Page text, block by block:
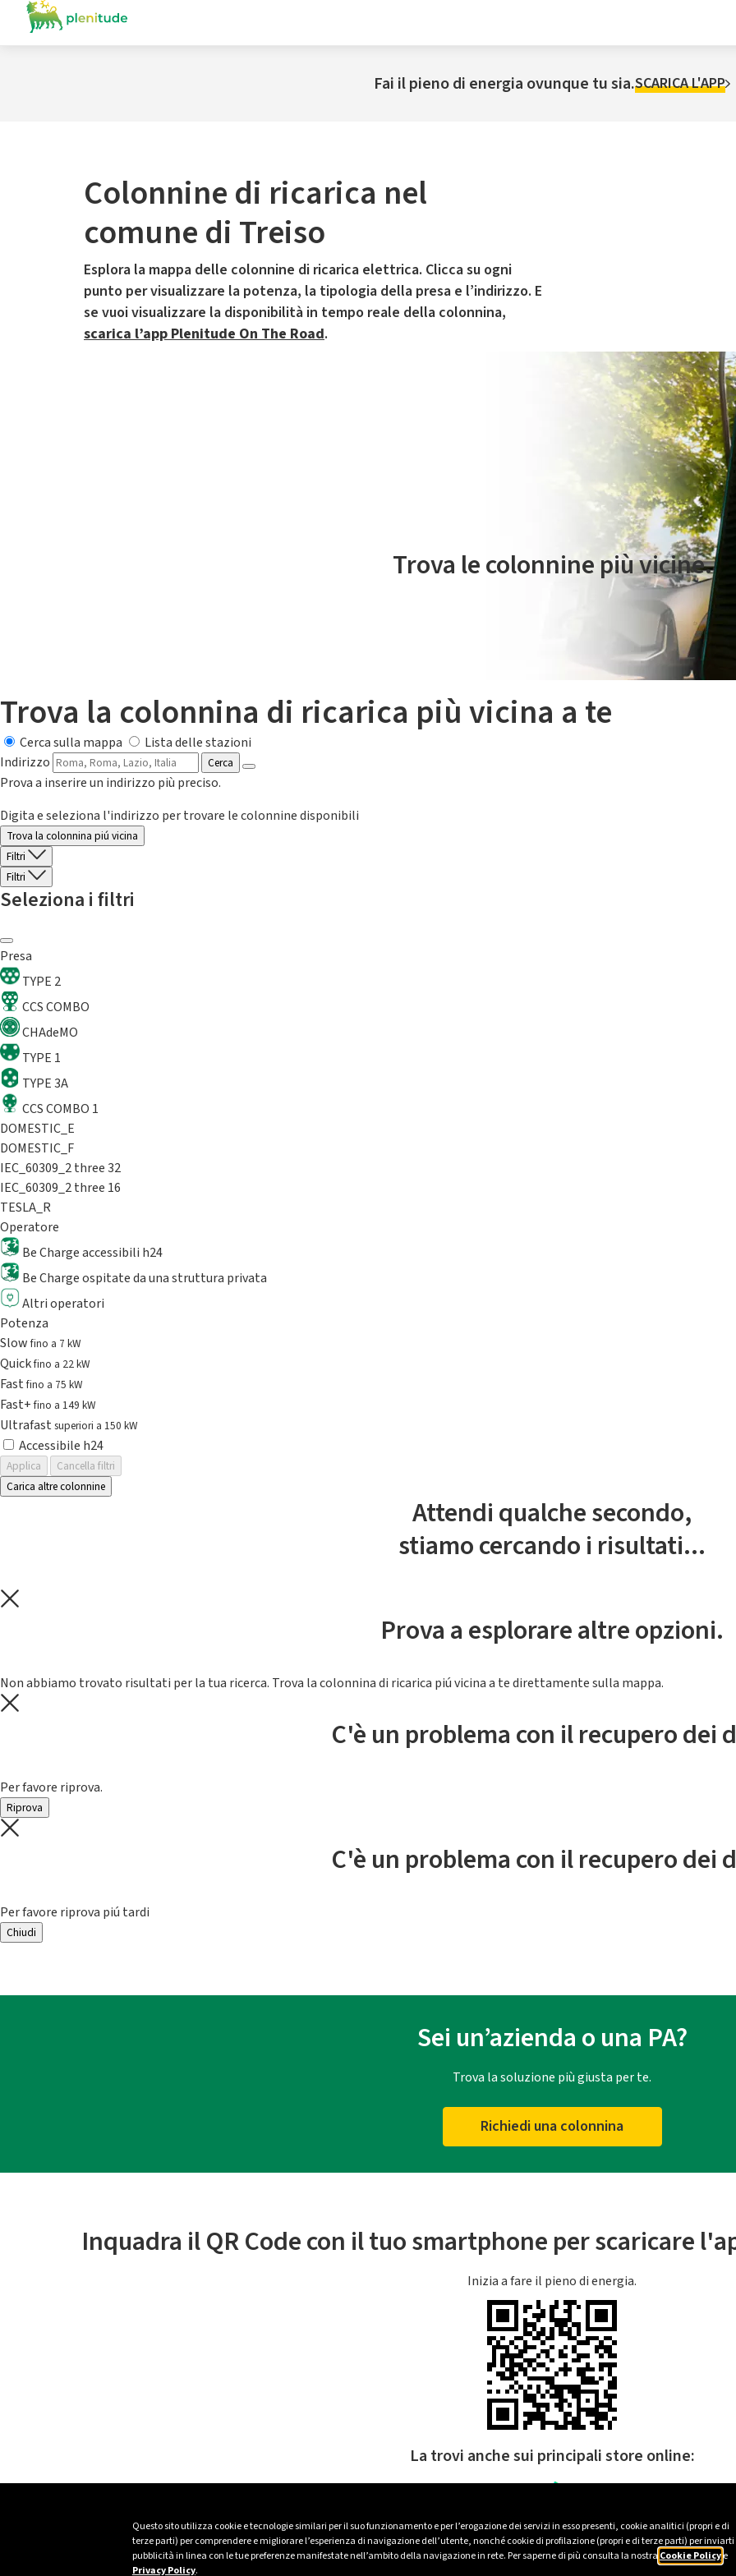
Questo sito utilizza cookie e tecnologie similari per il suo funzionamento e per l’erogazione dei servizi in esso presenti, cookie analitici (propri e di
terze parti) per comprendere e migliorare l’esperienza di navigazione dell’utente, nonché cookie di profilazione (propri e di terze parti) per inviarti
pubblicità in linea con le tue preferenze manifestate nell’ambito della navigazione in rete. Per saperne di più consulta la nostra Cookie Policye
Privacy Policy.
Fai il pieno di energia ovunque tu sia.SCARICA L'APP
Colonnine di ricarica nel
comune di Treiso
Esplora la mappa delle colonnine di ricarica elettrica. Clicca su ogni
punto per visualizzare la potenza, la tipologia della presa e l’indirizzo. E
se vuoi visualizzare la disponibilità in tempo reale della colonnina,
scarica l’app Plenitude On The Road.
Il servizio di mobilità elettrica è gestito da Plenitude On The Road
Trova le colonnine più vicine.
Trova la colonnina di ricarica più vicina a te
Cerca sulla mappa
Lista delle stazioni
Indirizzo
Cerca
Prova a inserire un indirizzo più preciso.
Digita e seleziona l'indirizzo per trovare le colonnine disponibili
Trova la colonnina piú vicina
Filtri
Filtri
Seleziona i filtri
Presa
TYPE 2
CCS COMBO
CHAdeMO
TYPE 1
TYPE 3A
CCS COMBO 1
DOMESTIC_E
DOMESTIC_F
IEC_60309_2 three 32
IEC_60309_2 three 16
TESLA_R
Operatore
Be Charge accessibili h24
Be Charge ospitate da una struttura privata
Altri operatori
Potenza
Slowfino a 7 kW
Quickfino a 22 kW
Fastfino a 75 kW
Fast+fino a 149 kW
Ultrafast superiori a 150 kW
Accessibile h24
Applica
Cancella filtri
Carica altre colonnine
Attendi qualche secondo,
stiamo cercando i risultati...
Prova a esplorare altre opzioni.
Non abbiamo trovato risultati per la tua ricerca. Trova la colonnina di ricarica piú vicina a te direttamente sulla mappa.
C'è un problema con il recupero dei
Per favore riprova.
Riprova
C'è un problema con il recupero dei
Per favore riprova piú tardi
Chiudi
Sei un’azienda o una PA?
Trova la soluzione più giusta per te.
Richiedi una colonnina
Inquadra il QR Code con il tuo smartphone per scaricare
Inizia a fare il pieno di energia.
La trovi anche sui principali store online: